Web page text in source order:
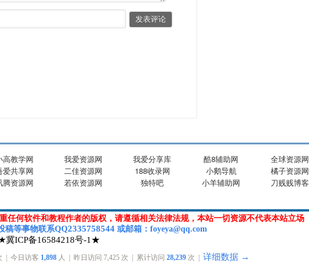
高教学网 我爱资源网 我爱分享库 酷8辅助网 全球资源网
爱共享网 二佳资源网 188收录网 小鹅导航 橘子资源网
腾资源网 若依资源网 独特吧 小羊辅助网 刀贱贱博客
任何软件和教程作者的版权，请遵循相关法律法规，本站一切资源不代表本站立场
稿等事物联系QQ2335758544或邮箱：foyeya@qq.com
冀ICP备16584218号-1★
| 今日访客 1,898 人 | 昨日访问 7,425 次 | 累计访问 28,239 次 | 详细数据 →